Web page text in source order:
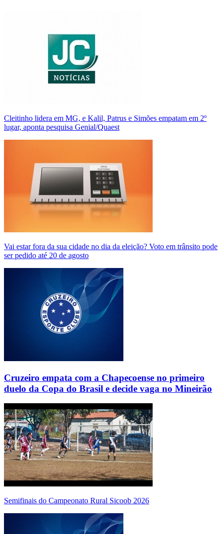
Cleitinho lidera em MG, e Kalil, Patrus e Simões empatam em 2º
lugar, aponta pesquisa Genial/Quaest
Vai estar fora da sua cidade no dia da eleição? Voto em trânsito pode
ser pedido até 20 de agosto
Cruzeiro empata com a Chapecoense no primeiro
duelo da Copa do Brasil e decide vaga no Mineirão
Semifinais do Campeonato Rural Sicoob 2026